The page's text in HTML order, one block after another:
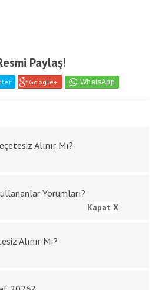
Paylaş!
Google+
Alınır Mı?
Yorumları?
Alınır Mı?
Kapat X